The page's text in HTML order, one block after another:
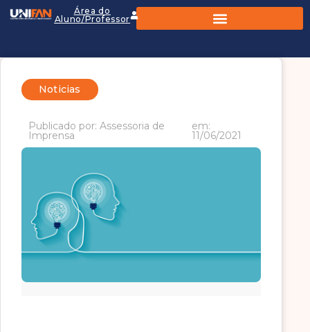
Área do
Aluno/Professor
Noticias
Publicado por: Assessoria de
Imprensa
em:
11/06/2021